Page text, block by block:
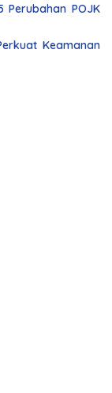
Perubahan POJK
Keamanan